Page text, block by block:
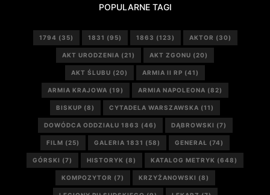
POPULARNE TAGI
1794 (35) 1831 (95) 1863 (123) AKTOR (30)
AKT URODZENIA (21) AKT ZGONU (20)
AKT ŚLUBU (20) ARMIA II RP (41)
ARMIA KRAJOWA (19) ARMIA NAPOLEONA (82)
BISKUP (8) CYTADELA WARSZAWSKA (11)
DOWÓDCA ODDZIAŁU 1863 (46) DĄBROWSKI (7)
FILM (25) GALERIA 1831 (58) GENERAŁ (74)
GÓRSKI (7) HISTORYK (8) KATALOG METRYK (648)
KOMPOZYTOR (7) KRZYŻANOWSKI (8)